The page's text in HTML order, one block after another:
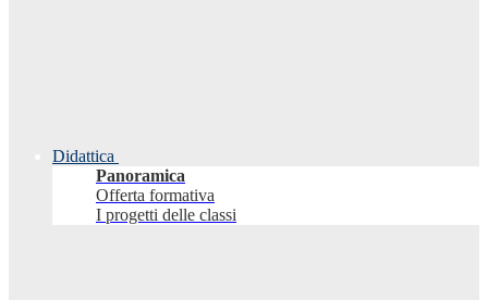
Didattica
Panoramica
Offerta formativa
I progetti delle classi